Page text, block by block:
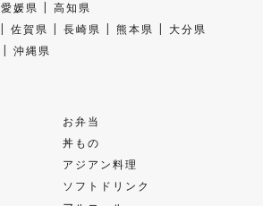
愛媛県
高知県
佐賀県 長崎県 熊本県
大分県
沖縄県
お弁当
丼もの
アジアン料理
ソフトドリンク